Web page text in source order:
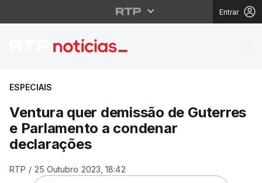
Entrar
Ventura quer
ESPECIAIS
Ventura quer demissão de Guterres
e Parlamento a condenar
declarações
RTP / 25 Outubro 2023, 18:42